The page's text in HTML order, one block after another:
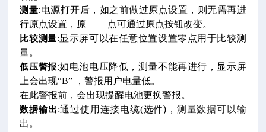
测量:电源打开后，如之前做过原点设置，则无需再进
行原点设置，原 点可通过原点按钮改变。
比较测量:显示屏可以在任意位置设置零点用于比较测
量。
低压警报:如电池电压降低，测量不能再进行，显示屏
上会出现“B”
，警报用户电量低。
在此警报前，会出现提醒电池更换警报。
数据输出:通过使用连接电缆(选件) ，测量数据可以输
出。